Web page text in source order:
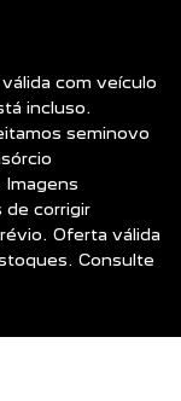
com veículo
incluso.
seminovo
de corrigir
Oferta válida
Consulte